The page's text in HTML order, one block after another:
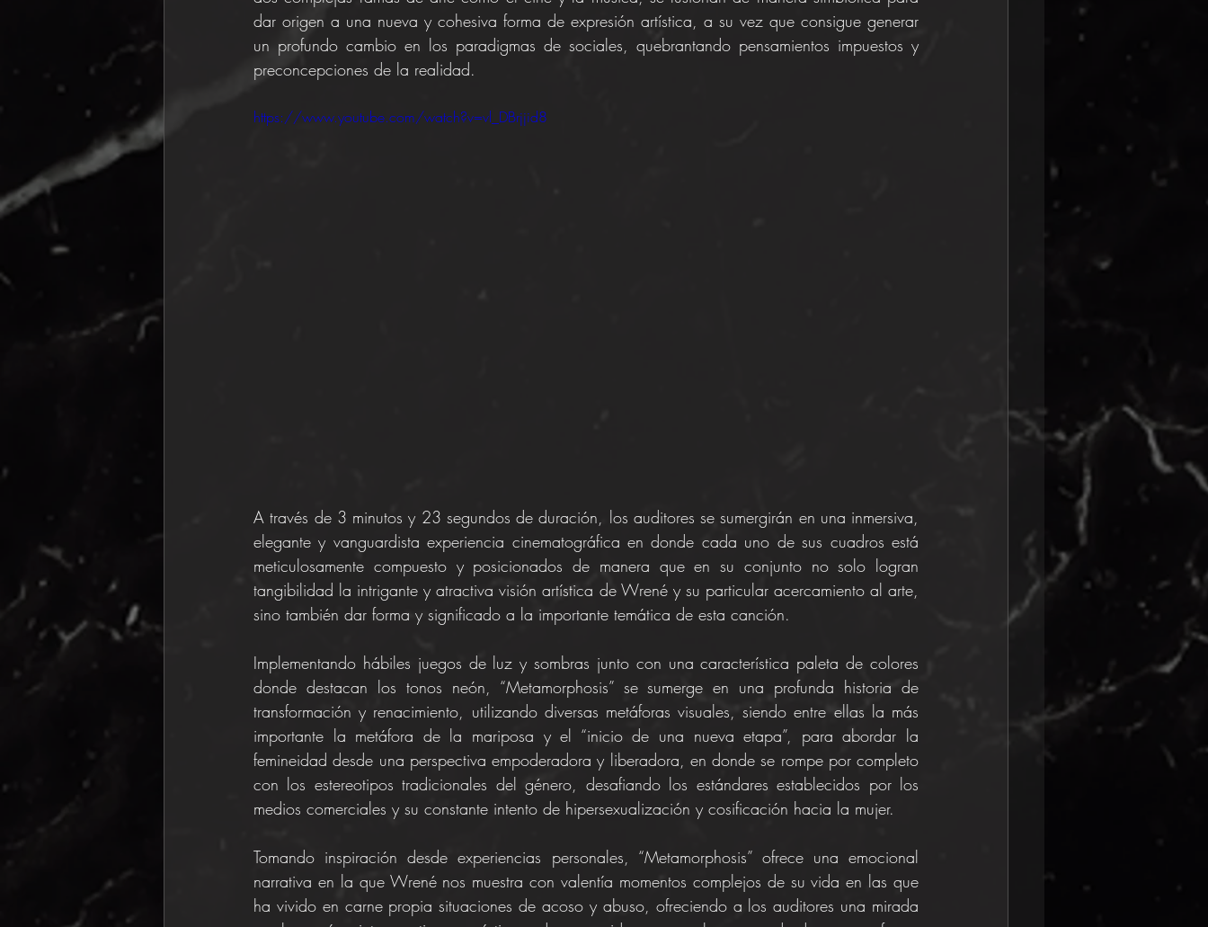
dar origen a una nueva y cohesiva forma de expresión artística, a su vez que consigue generar
un profundo cambio en los paradigmas de sociales, quebrantando pensamientos impuestos y
preconcepciones de la realidad.
https://www.youtube.com/watch?v=vl_DBrjjid8
A través de 3 minutos y 23 segundos de duración, los auditores se sumergirán en una inmersiva,
elegante y vanguardista experiencia cinematográfica en donde cada uno de sus cuadros está
meticulosamente compuesto y posicionados de manera que en su conjunto no solo logran
tangibilidad la intrigante y atractiva visión artística de Wrené y su particular acercamiento al arte,
sino también dar forma y significado a la importante temática de esta canción.
Implementando hábiles juegos de luz y sombras junto con una característica paleta de colores
donde destacan los tonos neón, “Metamorphosis” se sumerge en una profunda historia de
transformación y renacimiento, utilizando diversas metáforas visuales, siendo entre ellas la más
importante la metáfora de la mariposa y el “inicio de una nueva etapa”, para abordar la
femineidad desde una perspectiva empoderadora y liberadora, en donde se rompe por completo
con los estereotipos tradicionales del género, desafiando los estándares establecidos por los
medios comerciales y su constante intento de hipersexualización y cosificación hacia la mujer.
Tomando inspiración desde experiencias personales, “Metamorphosis” ofrece una emocional
narrativa en la que Wrené nos muestra con valentía momentos complejos de su vida en las que
ha vivido en carne propia situaciones de acoso y abuso, ofreciendo a los auditores una mirada